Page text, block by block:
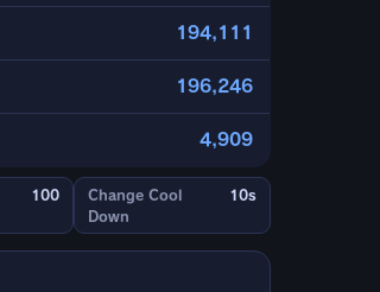
194,111
196,246
4,909
100
Change Cool
Down
10s